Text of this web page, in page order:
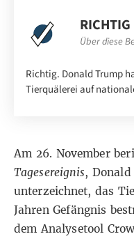
RICHTIG
Über diese
Richtig. Donald Trump
Tierquälerei auf
Am 26. November
Tagesereignis, Donald
unterzeichnet, das
Jahren Gefängnis
dem Analysetool